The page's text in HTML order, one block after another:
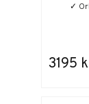
✓
3195